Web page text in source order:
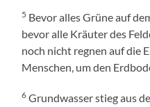
5 Bevor alles Grüne auf
bevor alle Kräuter des
noch nicht regnen auf die
Menschen, um den
6 Grundwasser stieg aus